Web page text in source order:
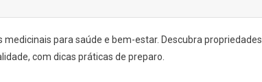
para saúde e bem-estar. Descubra propriedades
com dicas práticas de preparo.